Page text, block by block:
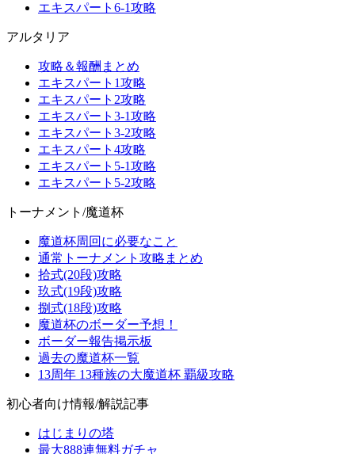
エキスパート6-1攻略
アルタリア
攻略＆報酬まとめ
エキスパート1攻略
エキスパート2攻略
エキスパート3-1攻略
エキスパート3-2攻略
エキスパート4攻略
エキスパート5-1攻略
エキスパート5-2攻略
トーナメント/魔道杯
魔道杯周回に必要なこと
通常トーナメント攻略まとめ
拾式(20段)攻略
玖式(19段)攻略
捌式(18段)攻略
魔道杯のボーダー予想！
ボーダー報告掲示板
過去の魔道杯一覧
13周年 13種族の大魔道杯 覇級攻略
初心者向け情報/解説記事
はじまりの塔
最大888連無料ガチャ